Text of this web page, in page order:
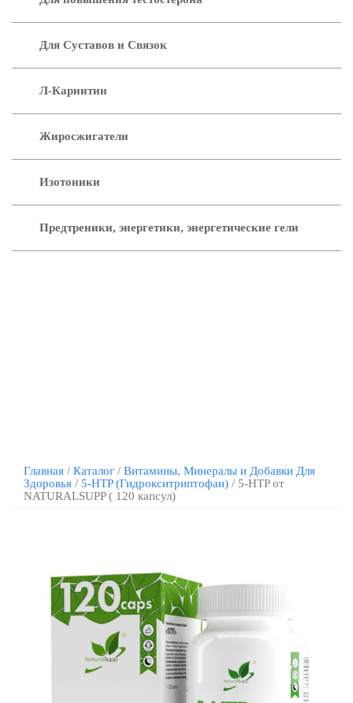
Для Суставов и Связок
Л-Карнитин
Жиросжигатели
Изотоники
Предтреники, энергетики, энергетические гели
Главная/ Каталог/ Витамины, Минералы и Добавки Для
Здоровья/ 5-HTP (Гидрокситриптофан)/ 5-HTP от
NATURALSUPP ( 120 капсул)